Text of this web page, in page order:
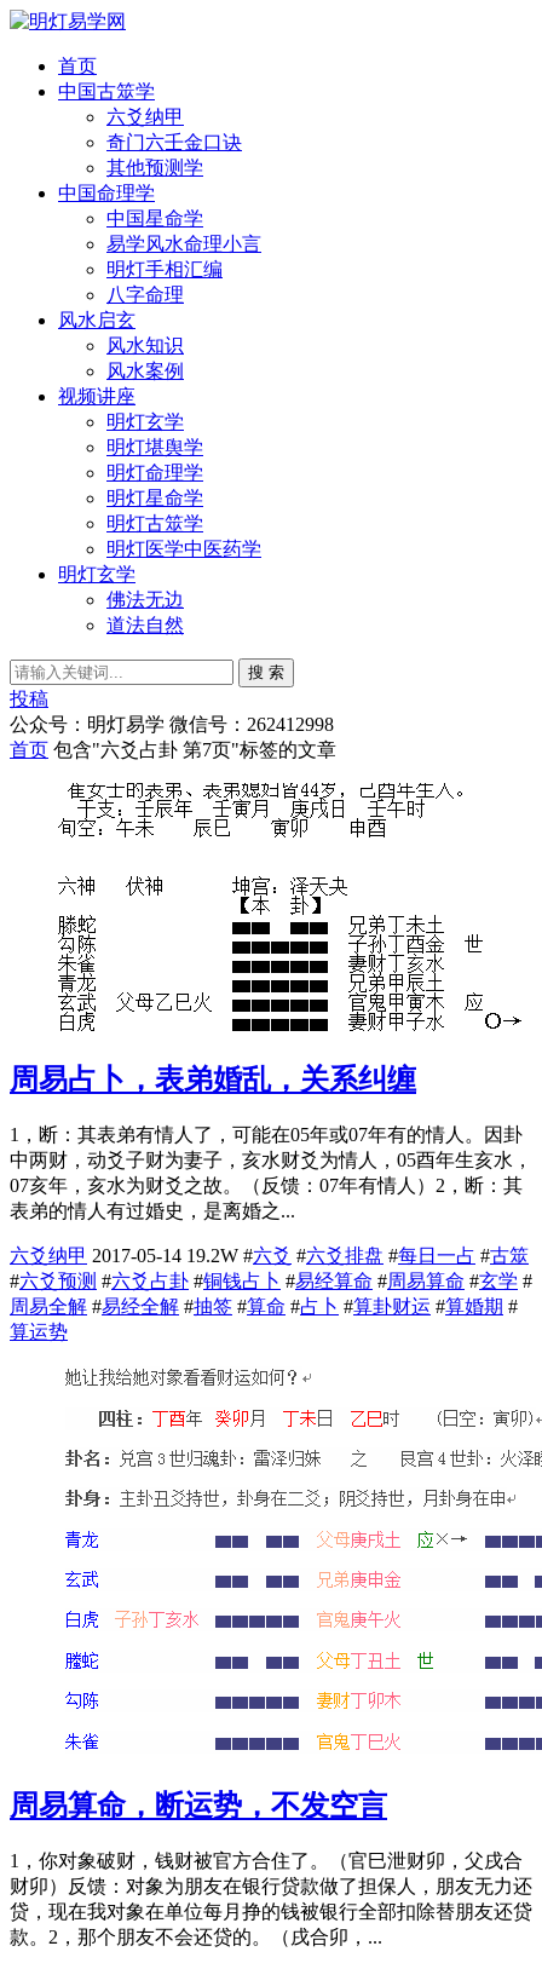
首页
中国古筮学
六爻纳甲
奇门六壬金口诀
其他预测学
中国命理学
中国星命学
易学风水命理小言
明灯手相汇编
八字命理
风水启玄
风水知识
风水案例
视频讲座
明灯玄学
明灯堪舆学
明灯命理学
明灯星命学
明灯古筮学
明灯医学中医药学
明灯玄学
佛法无边
道法自然
搜 索
投稿
公众号：明灯易学 微信号：262412998
首页 包含"六爻占卦 第7页"标签的文章
周易占卜，表弟婚乱，关系纠缠
1，断：其表弟有情人了，可能在05年或07年有的情人。因卦
中两财，动爻子财为妻子，亥水财爻为情人，05酉年生亥水，
07亥年，亥水为财爻之故。（反馈：07年有情人）2，断：其
表弟的情人有过婚史，是离婚之...
六爻纳甲 2017-05-14 19.2W #六爻 #六爻排盘 #每日一占 #古筮
#六爻预测 #六爻占卦 #铜钱占卜 #易经算命 #周易算命 #玄学 #
周易全解 #易经全解 #抽签 #算命 #占卜 #算卦财运 #算婚期 #
算运势
周易算命，断运势，不发空言
1，你对象破财，钱财被官方合住了。（官巳泄财卯，父戌合
财卯）反馈：对象为朋友在银行贷款做了担保人，朋友无力还
贷，现在我对象在单位每月挣的钱被银行全部扣除替朋友还贷
款。2，那个朋友不会还贷的。（戌合卯，...